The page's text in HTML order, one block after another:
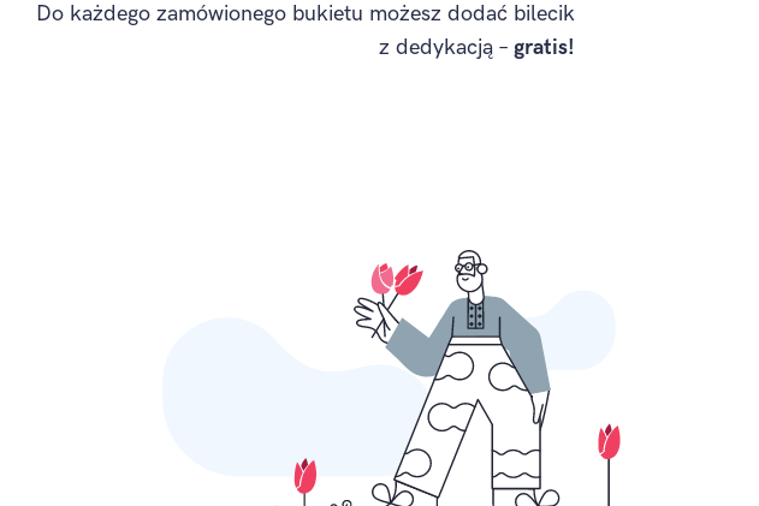
Do każdego zamówionego bukietu możesz dodać bilecik
z dedykacją – gratis!